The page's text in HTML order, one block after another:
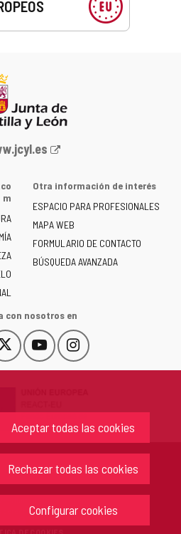
Aceptar todas las cookies
Rechazar todas las cookies
Configurar cookies
m
Otra información de interés
ESPACIO PARA PROFESIONALES
MAPA WEB
FORMULARIO DE CONTACTO
BÚSQUEDA AVANZADA
con nosotros en
Este
enlace
una
ventana
nueva.
YouTube
Este
enlace
una
ventana
nueva.
Instagram
Este
enlace
una
ventana
nueva.
- Junta de Castilla y León
derechos reservados.